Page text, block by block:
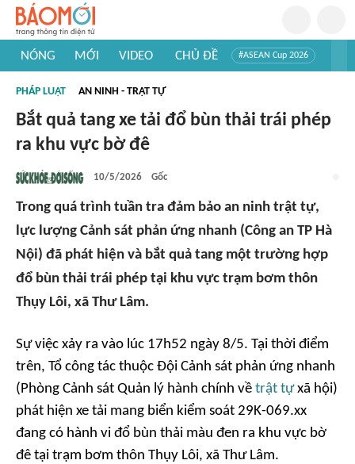
NÓNG MỚI VIDEO CHỦ ĐỀ #ASEAN Cup 2026
#Khám phá thế giới
PHÁP LUẬT AN NINH - TRẬT TỰ
Bắt quả tang xe tải đổ bùn thải trái phép
ra khu vực bờ đê
10/5/2026 Gốc
Trong quá trình tuần tra đảm bảo an ninh trật tự,
lực lượng Cảnh sát phản ứng nhanh (Công an TP Hà
Nội) đã phát hiện và bắt quả tang một trường hợp
đổ bùn thải trái phép tại khu vực trạm bơm thôn
Thụy Lôi, xã Thư Lâm.
Sự việc xảy ra vào lúc 17h52 ngày 8/5. Tại thời điểm
trên, Tổ công tác thuộc Đội Cảnh sát phản ứng nhanh
(Phòng Cảnh sát Quản lý hành chính về trật tựxã hội)
phát hiện xe tải mang biển kiểm soát 29K-069.xx
đang có hành vi đổ bùn thải màu đen ra khu vực bờ
đê tại trạm bơm thôn Thụy Lôi, xã Thư Lâm.